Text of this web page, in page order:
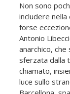
Non sono
includere
forse
Antonio
anarchico,
sferzata dalla
chiamato,
luce sullo